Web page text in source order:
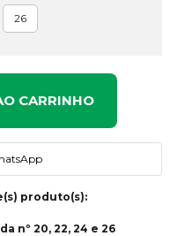
26
CARRINHO
produto(s):
nº 20, 22, 24 e 26